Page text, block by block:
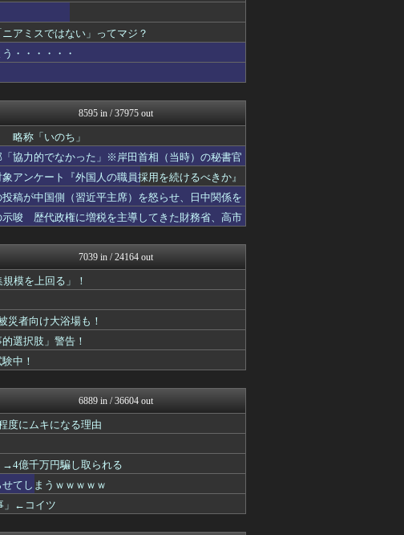
...
投資ちゃんねる
アルファルファモザイク＠ネ...
...
オレ的ゲーム速報＠刃
みそパンNEWS
ふぇー速
モッコスヌ〜ン
...
国難にあってもの申す！！
...
もえるあじあ(･∀･)
ふぇー速
まとめたニュース
ふぇー速
...
軍事・ミリタリー速報☆彡
...
にゅーすアルー！
政経ワロスまとめニュース♪
モッコスヌ〜ン
理想ちゃんねる
NEWSまとめもりー｜2c...
...
おーるじゃんる
U-1 NEWS.
痛いニュース(ﾉ∀`)
watch＠２ちゃんねる
ふぇー速
モナニュース
...
投資ちゃんねる
...
黒マッチョニュース
みそパンNEWS
モッコスヌ〜ン
国難にあってもの申す！！
保守速報
アミスではない」ってマジ？
・・・・・・
8595 in / 37975 out
略称「いのち」
協力的でなかった」※岸田首相（当時）の秘書官
アンケート『外国人の職員採用を続けるべきか』
稿が中国側（習近平主席）を怒らせ、日中関係を
唆 歴代政権に増税を主導してきた財務省、高市
7039 in / 24164 out
模を上回る」！
災者向け大浴場も！
選択肢」警告！
中！
6889 in / 36604 out
度にムキになる理由
→4億千万円騙し取られる
てしまうｗｗｗｗｗ
」←コイツ